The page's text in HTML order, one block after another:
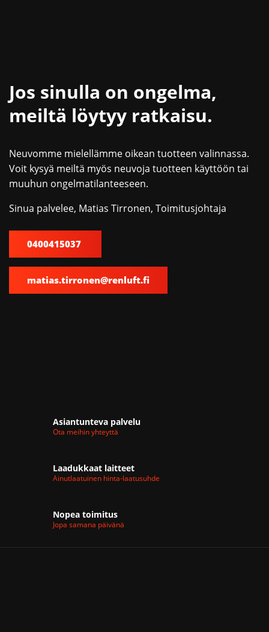
Jos sinulla on ongelma,
meiltä löytyy ratkaisu.
Neuvomme mielellämme oikean tuotteen valinnassa.
Voit kysyä meiltä myös neuvoja tuotteen käyttöön tai
muuhun ongelmatilanteeseen.
Sinua palvelee, Matias Tirronen, Toimitusjohtaja
0400415037
matias.tirronen@renluft.fi
Asiantunteva palvelu
Ota meihin yhteyttä
Laadukkaat laitteet
Ainutlaatuinen hinta-laatusuhde
Nopea toimitus
Jopa samana päivänä